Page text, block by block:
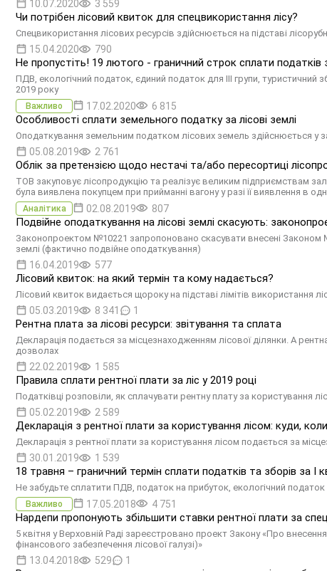
10.07.2020 3 559
Чи потрібен лісовий квиток для спецвикористання лісу?
Спецвикористання лісових ресурсів здійснюється на підставі
15.04.2020 790
Не пропустіть! 19 лютого - граничний строк сплати податків
ПДВ, екологічний податок, єдиний податок для III групи, туристичний
2019 року
Важливо 17.02.2020 6 815
Особливості сплати земельного податку за лісові землі
Оподаткування земельним податком лісових земель здійснюється у
05.08.2019 2 761
Облік за претензією щодо нестачі та/або пересортиці
ТОВ закуповує лісопродукцію та реалізує великим підприємствам
була виявлена покупцем при прийманні вагону у разі її виявлення в
Аналітика 02.08.2019 807
Подвійне оподаткування на лісові землі скасують:
Законопроектом №10221 запропоновано скасувати внесені Законом
землі (фактично подвійне оподаткування)
16.04.2019 577
Лісовий квиток: на який термін та кому надається?
Лісовий квиток видається щороку на підставі лімітів використання
05.03.2019 8 341 1
Рентна плата за лісові ресурси: звітування та сплата
Декларація подається за місцезнаходженням лісової ділянки. А
дозволах
22.02.2019 1 585
Правила сплати рентної плати за ліс у 2019 році
Податківці розповіли, як сплачувати рентну плату за користування
05.02.2019 2 589
Декларація з рентної плати за користування лісом: куди,
Декларація з рентної плати за користування лісом подається за
30.01.2019 1 539
18 травня – граничний термін сплати податків та зборів за I
Не забудьте сплатити ПДВ, податок на прибуток, екологічний
Важливо 17.05.2018 4 751
Нардепи пропонують збільшити ставки рентної плати за
5 квітня у Верховній Раді зареєстровано проект Закону «Про
фінансового забезпечення лісової галузі)»
13.04.2018 529 1